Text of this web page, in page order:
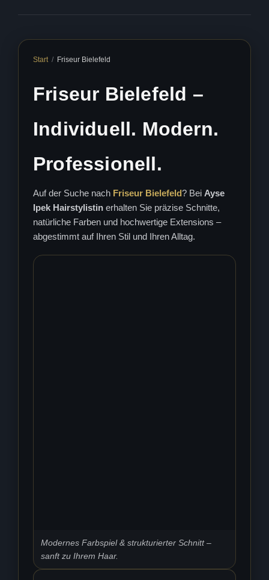
Start / Friseur Bielefeld
Friseur Bielefeld –
Individuell. Modern.
Professionell.
Auf der Suche nach Friseur Bielefeld? Bei Ayse
Ipek Hairstylistin erhalten Sie präzise Schnitte,
natürliche Farben und hochwertige Extensions –
abgestimmt auf Ihren Stil und Ihren Alltag.
Modernes Farbspiel & strukturierter Schnitt –
sanft zu Ihrem Haar.